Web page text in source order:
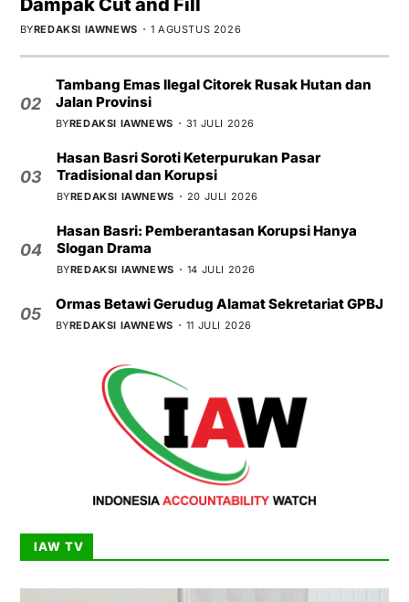
Dampak Cut and Fill
BYREDAKSI IAWNEWS 1 AGUSTUS 2026
02
Tambang Emas Ilegal Citorek Rusak Hutan dan
Jalan Provinsi
BYREDAKSI IAWNEWS 31 JULI 2026
03
Hasan Basri Soroti Keterpurukan Pasar
Tradisional dan Korupsi
BYREDAKSI IAWNEWS 20 JULI 2026
04
Hasan Basri: Pemberantasan Korupsi Hanya
Slogan Drama
BYREDAKSI IAWNEWS 14 JULI 2026
05
Ormas Betawi Gerudug Alamat Sekretariat GPBJ
BYREDAKSI IAWNEWS 11 JULI 2026
IAW TV